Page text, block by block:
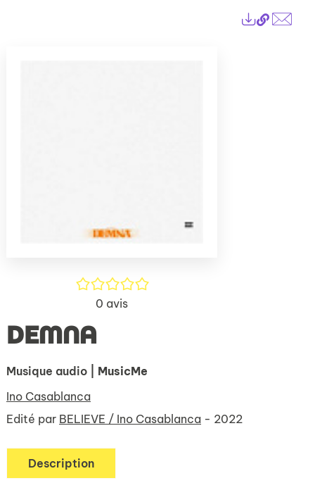
Lien
/5
0 avis
DEMNA
Musique audio
| MusicMe
Ino Casablanca
Edité par BELIEVE / Ino Casablanca - 2022
Description